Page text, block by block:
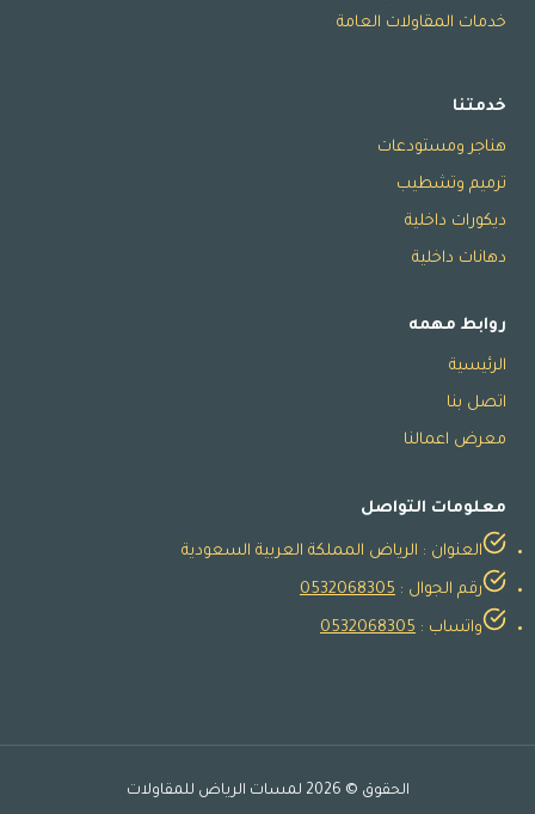
للواجهات
خدمات المقاولات العامة
خدمتنا
هناجر ومستودعات
ترميم وتشطيب
ديكورات داخلية
دهانات داخلية
روابط مهمه
الرئيسية
اتصل بنا
معرض اعمالنا
معلومات التواصل
العنوان : الرياض المملكة العربية السعودية
رقم الجوال : 0532068305
واتساب : 0532068305
الحقوق © 2026 لمسات الرياض للمقاولات